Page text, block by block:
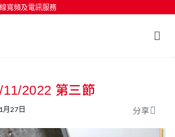
寬頻及電訊服務
按輸入鍵開始搜尋
2022 第三節
27日 分享